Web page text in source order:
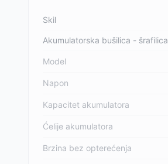
Skil
Akumulatorska bušilica - šrafilica
Model
Napon
Kapacitet akumulatora
Ćelije akumulatora
Brzina bez opterećenja